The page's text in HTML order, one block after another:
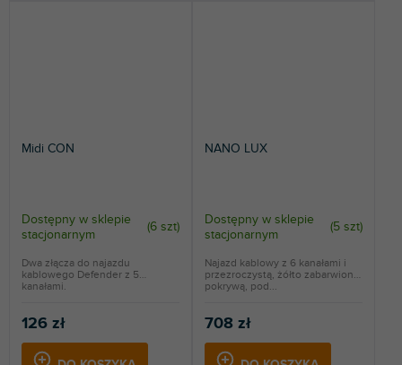
Midi CON
Dostępny w sklepie
stacjonarnym
(6 szt)
126 zł
Dwa złącza do najazdu
kablowego Defender z 5
kanałami.
NANO LUX
Dostępny w sklepie
stacjonarnym
(5 szt)
708 zł
Najazd kablowy z 6 kanałami i
przezroczystą, żółto zabarwioną
pokrywą, pod...